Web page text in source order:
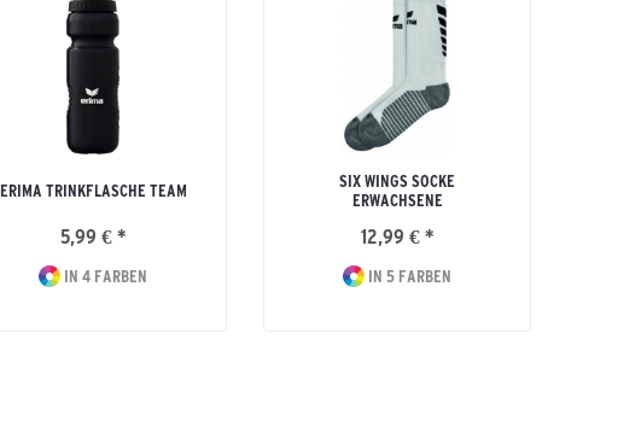
ERIMA TRINKFLASCHE TEAM
5,99 € *
IN 4 FARBEN
SIX WINGS SOCKE
ERWACHSENE
12,99 € *
IN 5 FARBEN